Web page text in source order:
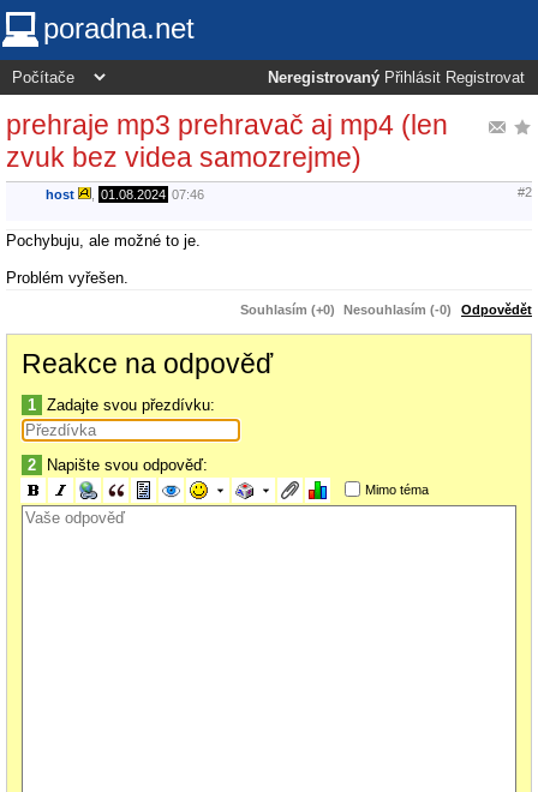
poradna.net
Neregistrovaný Přihlásit Registrovat
prehraje mp3 prehravač aj mp4 (len
zvuk bez videa samozrejme)
host 01.08.2024 07:46 #2
Pochybuju, ale možné to je.
Problém vyřešen.
Souhlasím (+0) Nesouhlasím (-0) Odpovědět
Reakce na odpověď
1 Zadajte svou přezdívku:
2 Napište svou odpověď:
Mimo téma